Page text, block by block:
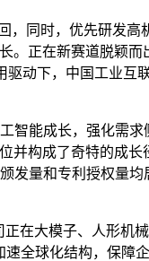
同时，优先研发高
。正在新赛道脱颖
动下，中国工业互
智能成长，强化需
并构成了奇特的成
量和专利授权量均
在大模子、人形机
全球化结构，保障